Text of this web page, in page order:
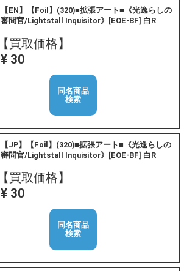
【EN】【Foil】(320)■拡張アート■《光逸らしの
審問官/Lightstall Inquisitor》[EOE-BF] 白R
【買取価格】
¥ 30
同名商品
検索
【JP】【Foil】(320)■拡張アート■《光逸らしの
審問官/Lightstall Inquisitor》[EOE-BF] 白R
【買取価格】
¥ 30
同名商品
検索